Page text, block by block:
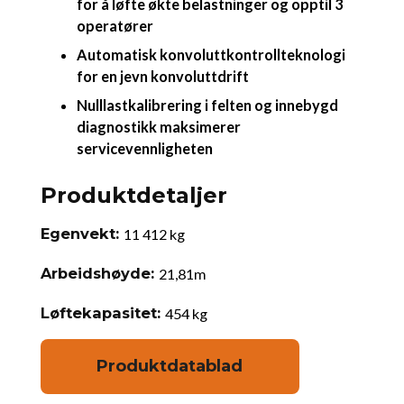
for å løfte økte belastninger og opptil 3
operatører
Automatisk konvoluttkontrollteknologi
for en jevn konvoluttdrift
Nulllastkalibrering i felten og innebygd
diagnostikk maksimerer
servicevennligheten
Produktdetaljer
Egenvekt: 11 412 kg
Arbeidshøyde: 21,81m
Løftekapasitet: 454 kg
Produktdatablad